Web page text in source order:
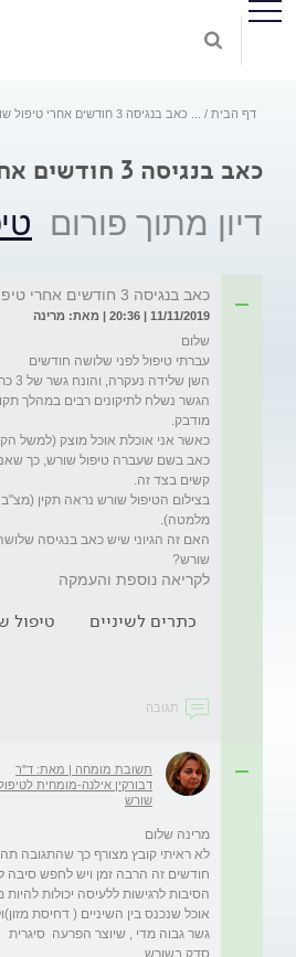
דף הבית כאב בנגיסה 3 חודשים אחרי טיפול שורש
כאב בנגיסה 3 חודשים אחרי טיפול שורש
דיון מתוך פורום
כאב בנגיסה 3 חודשים אחרי טיפול שורש
11/11/2019 | 20:36 | מאת: מרינה
הגשר נשלח לתיקונים רבים במהלך
כאשר אני אוכלת אוכל מוצק (למשל
כאב בשם שעברה טיפול שורש, כך שאני
בצילום הטיפול שורש נראה תקין
האם זה הגיוני שיש כאב בנגיסה
שורש?
לקריאה נוספת והעמקה
כתרים לשיניים טיפול
תגובה
תשובת מומחה | מאת: ד"ר
דבורקין אילנה-מומחית
שורש